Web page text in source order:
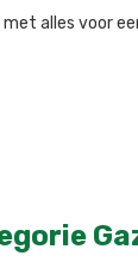
alles voor